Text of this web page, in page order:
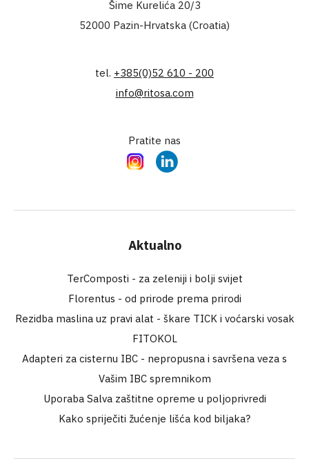
Šime Kurelića 20/3
52000 Pazin-Hrvatska (Croatia)
tel. +385(0)52 610 - 200
info@ritosa.com
Pratite nas
InstagramLinkedIn
Aktualno
TerComposti - za zeleniji i bolji svijet
Florentus - od prirode prema prirodi
Rezidba maslina uz pravi alat - škare TICK i voćarski vosak
FITOKOL
Adapteri za cisternu IBC - nepropusna i savršena veza s
Vašim IBC spremnikom
Uporaba Salva zaštitne opreme u poljoprivredi
Kako spriječiti žućenje lišća kod biljaka?